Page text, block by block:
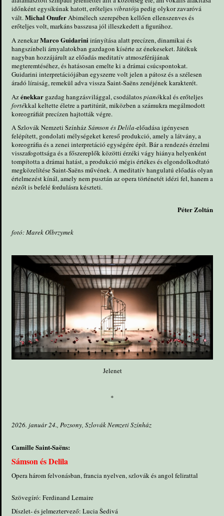
időnként egysíkúnak hatott, erőteljesvibratója pedig olykor zavaróvá
vált.Michal OnuferAbimélech szerepében kellően ellenszenves és
erőteljes volt, markáns basszusa jól illeszkedett a figurához.
A zenekarMarco Guidariniirányítása alatt precízen, dinamikai és
hangszínbeli árnyalatokban gazdagon kísérte az énekeseket. Játékuk
nagyban hozzájárult az előadás meditatív atmoszférájának
megteremtéséhez, és hatásosan emelte ki a drámai csúcspontokat.
Guidarini interpretációjában egyszerre volt jelen a pátosz és a szélesen
áradó líraiság, remekül adva vissza Saint-Saëns zenéjének karakterét.
Azénekkar gazdag hangzásvilággal, csodálatospianókkal és erőteljes
fortékkal keltette életre a partitúrát, miközben a számukra megálmodott
koreográfiát precízen hajtották végre.
A Szlovák Nemzeti SzínházSámson és Delila-előadása igényesen
felépített, gondolati mélységeket kereső produkció, amely a látvány, a
koreográfia és a zenei interpretáció egységére épít. Bár a rendezés érzelmi
visszafogottsága és a főszereplők közötti érzéki vágy hiánya helyenként
tompította a drámai hatást, a produkció mégis értékes és elgondolkodtató
megközelítése Saint-Saëns művének. A meditatív hangulatú előadás olyan
értelmezést kínál, amely nem pusztán az opera történetét idézi fel, hanem a
nézőt is befelé fordulásra készteti.
Péter Zoltán
fotó: Marek Olbrzymek
Jelenet
*
2026. január 24., Pozsony, Szlovák Nemzeti Színház
Camille Saint-Saëns:
Sámson és Delila
Opera három felvonásban, francia nyelven, szlovák és angol felirattal
Szövegíró: Ferdinand Lemaire
Díszlet- és jelmeztervező: Lucia Šedivá